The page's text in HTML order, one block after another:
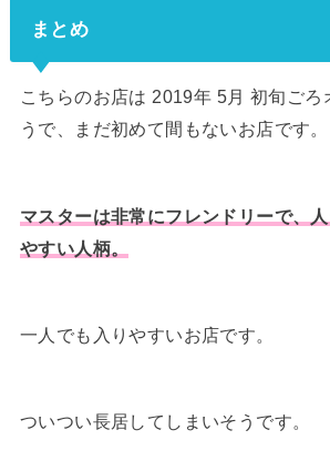
まとめ
こちらのお店は 2019年 5月 初旬ごろ
うで、まだ初めて間もないお店です。
マスターは非常にフレンドリーで、
やすい人柄。
一人でも入りやすいお店です。
ついつい長居してしまいそうです。